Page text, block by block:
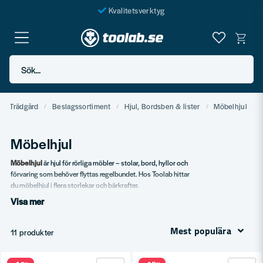
Kvalitetsverktyg
Fraktfritt över 999 SEK*
En järnhandel för alla
Sök...
Trädgård Beslagssortiment Hjul, Bordsben & lister Möbelhjul
Möbelhjul
Möbelhjulär hjul för rörliga möbler – stolar, bord, hyllor och
förvaring som behöver flyttas regelbundet. Hos Toolab hittar
du möbelhjul i flera storlekar och bärkrafter.
Vårt sortiment
Bromsbara hjul.
Visa mer
11 produkter Mest populära